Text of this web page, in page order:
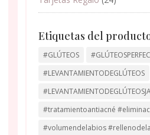
Etiquetas del
#GLÚTEOS
#LEVANTAMIENTODEGLÚTEOS
#tratamientoantiacné
#volumendelabios